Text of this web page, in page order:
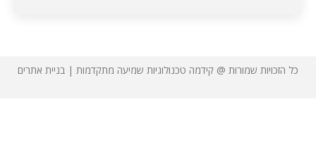
כל הזכויות שמורות @ קידמה טכנולוגיות שמיעה מתקדמות | בניית אתרים